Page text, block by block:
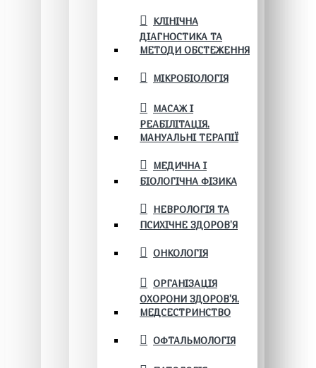
КЛІНІЧНА
ДІАГНОСТИКА ТА
МЕТОДИ ОБСТЕЖЕННЯ
МІКРОБІОЛОГІЯ
МАСАЖ І
РЕАБІЛІТАЦІЯ.
МАНУАЛЬНІ ТЕРАПІЇ
МЕДИЧНА І
БІОЛОГІЧНА ФІЗИКА
НЕВРОЛОГІЯ ТА
ПСИХІЧНЕ ЗДОРОВ’Я
ОНКОЛОГІЯ
ОРГАНІЗАЦІЯ
ОХОРОНИ ЗДОРОВ'Я.
МЕДСЕСТРИНСТВО
ОФТАЛЬМОЛОГІЯ